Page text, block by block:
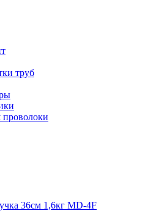
труб
проволоки
36см 1,6кг MD-4F